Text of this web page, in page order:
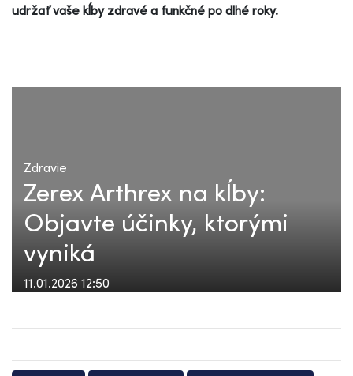
udržať vaše kĺby zdravé a funkčné po dlhé roky.
Zdravie
Zerex Arthrex na kĺby:
Objavte účinky, ktorými
vyniká
11.01.2026 12:50